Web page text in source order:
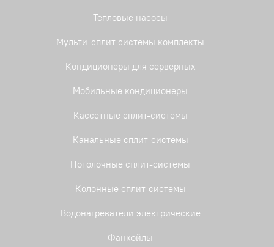
Тепловые насосы
Мульти-сплит системы комплекты
Кондиционеры для серверных
Мобильные кондиционеры
Кассетные сплит-системы
Канальные сплит-системы
Потолочные сплит-системы
Колонные сплит-системы
Водонагреватели электрические
Фанкойлы